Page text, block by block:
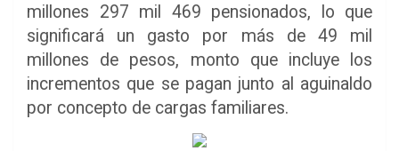
millones 297 mil 469 pensionados, lo que
significará un gasto por más de 49 mil
millones de pesos, monto que incluye los
incrementos que se pagan junto al aguinaldo
por concepto de cargas familiares.